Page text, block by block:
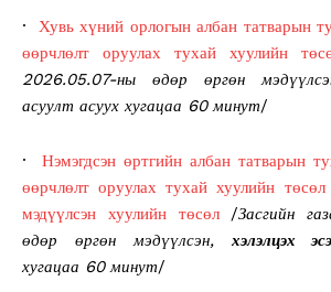
· Хувь хүний орлогын албан татварын
өөрчлөлт оруулах тухай хуулийн
2026.05.07-ны өдөр өргөн
асуулт асуух хугацаа 60 минут/
· Нэмэгдсэн өртгийн албан татварын
өөрчлөлт оруулах тухай хуулийн
мэдүүлсэн хуулийн төсөл/Засгийн
өдөр өргөн мэдүүлсэн, хэлэлцэх
хугацаа 60 минут/